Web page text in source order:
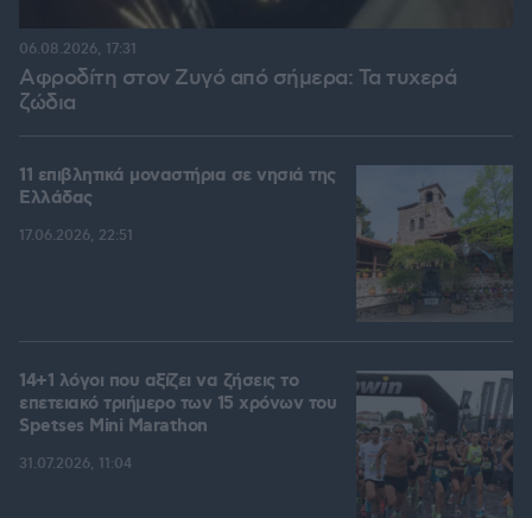
Αφροδίτη στον Ζυγό από σήμερα: Τα τυχερά
ζώδια
06.08.2026, 17:31
11 επιβλητικά μοναστήρια σε νησιά της
Ελλάδας
17.06.2026, 22:51
14+1 λόγοι που αξίζει να ζήσεις το
επετειακό τριήμερο των 15 χρόνων του
Spetses Mini Marathon
31.07.2026, 11:04